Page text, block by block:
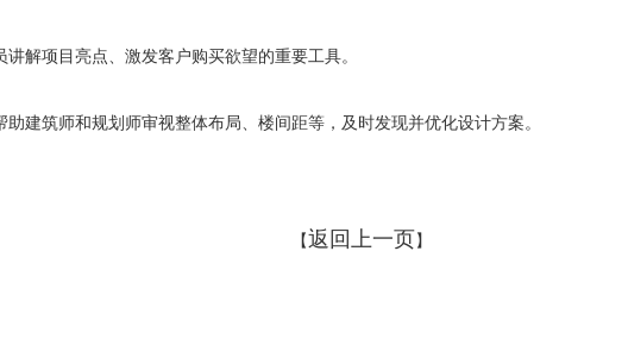
解项目亮点、激发客户购买欲望的重要工具。
建筑师和规划师审视整体布局、楼间距等，及时发现并优化设计方案。
【返回上一页】